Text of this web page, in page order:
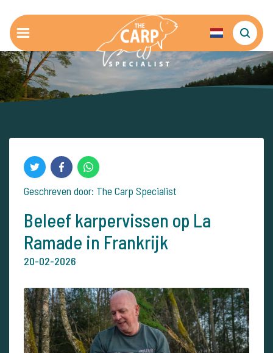
Geschreven door: The Carp Specialist
Beleef karpervissen op La
Ramade in Frankrijk
20-02-2026